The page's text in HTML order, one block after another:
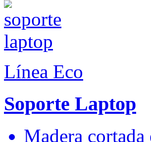
Línea Eco
Soporte Laptop
Madera cortada